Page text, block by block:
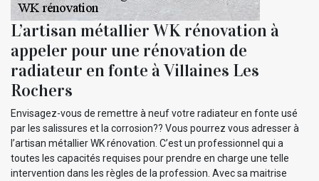
L’artisan métallier WK rénovation à
appeler pour une rénovation de
radiateur en fonte à Villaines Les
Rochers
Envisagez-vous de remettre à neuf votre radiateur en fonte usé
par les salissures et la corrosion?? Vous pourrez vous adresser à
l’artisan métallier WK rénovation. C’est un professionnel qui a
toutes les capacités requises pour prendre en charge une telle
intervention dans les règles de la profession. Avec sa maitrise